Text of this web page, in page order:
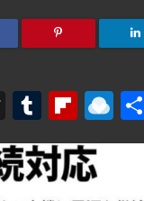
T
hr
e
a
T
u
m
bl
Fl
ip
b
o
R
ai
dr